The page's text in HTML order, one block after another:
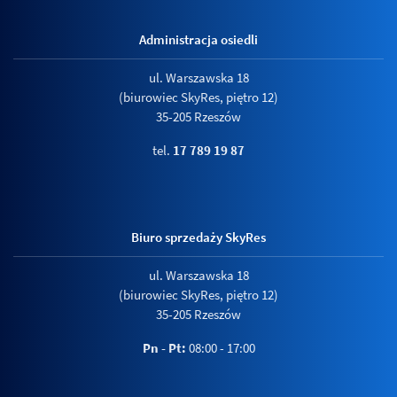
Administracja osiedli
ul. Warszawska 18
(biurowiec SkyRes, piętro 12)
35-205 Rzeszów
tel. 17 789 19 87
Biuro sprzedaży SkyRes
ul. Warszawska 18
(biurowiec SkyRes, piętro 12)
35-205 Rzeszów
Pn - Pt: 08:00 - 17:00